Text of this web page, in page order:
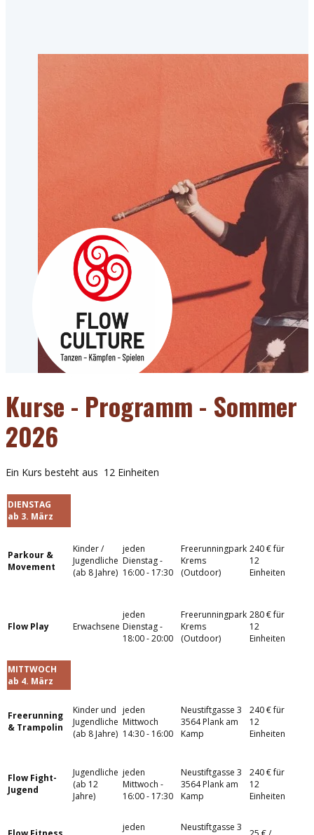
Kurse - Programm - Sommer
2026
Ein Kurs besteht aus 12 Einheiten
DIENSTAG
ab 3. März
Parkour &
Movement
Kinder /
Jugendliche
(ab 8 Jahre)
jeden
Dienstag -
16:00 - 17:30
Freerunningpark
Krems
(Outdoor)
240 € für
12
Einheiten
Flow Play Erwachsene
jeden
Dienstag -
18:00 - 20:00
Freerunningpark
Krems
(Outdoor)
280 € für
12
Einheiten
MITTWOCH
ab 4. März
Freerunning
& Trampolin
Kinder und
Jugendliche
(ab 8 Jahre)
jeden
Mittwoch
14:30 - 16:00
Neustiftgasse 3
3564 Plank am
Kamp
240 € für
12
Einheiten
Flow Fight-
Jugend
Jugendliche
(ab 12
Jahre)
jeden
Mittwoch -
16:00 - 17:30
Neustiftgasse 3
3564 Plank am
Kamp
240 € für
12
Einheiten
jeden
Neustiftgasse 3